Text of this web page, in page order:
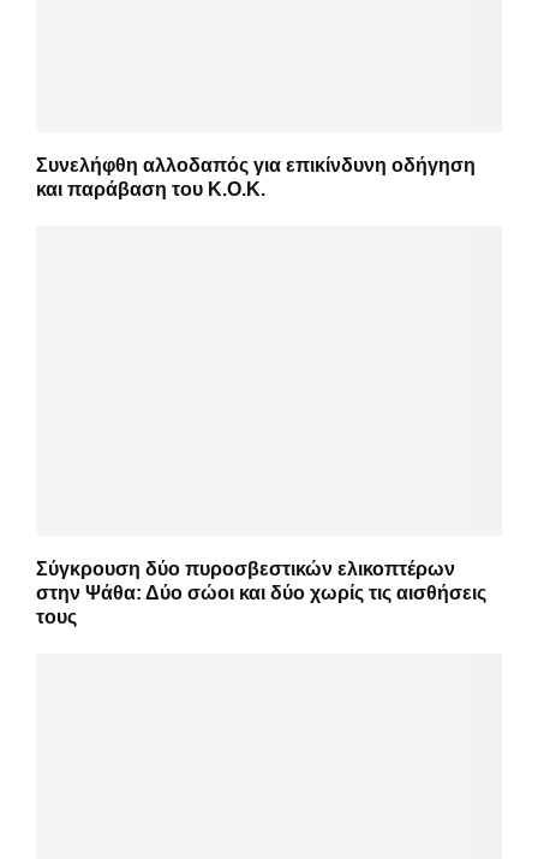
Συνελήφθη αλλοδαπός για επικίνδυνη οδήγηση
και παράβαση του Κ.Ο.Κ.
Σύγκρουση δύο πυροσβεστικών ελικοπτέρων
στην Ψάθα: Δύο σώοι και δύο χωρίς τις αισθήσεις
τους